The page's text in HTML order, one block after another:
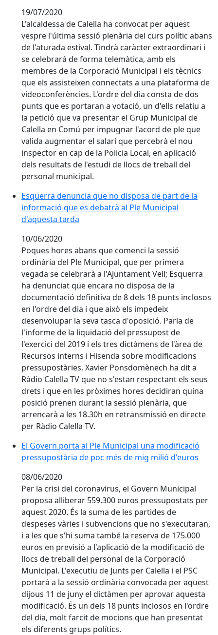
19/07/2020
L'alcaldessa de Calella ha convocat per aquest
vespre l'última sessió plenària del curs polític abans
de l'aturada estival. Tindrà caràcter extraordinari i
se celebrarà de forma telemàtica, amb els
membres de la Corporació Municipal i els tècnics
que els assisteixen connectats a una plataforma de
videoconferències. L'ordre del dia consta de dos
punts que es portaran a votació, un d'ells relatiu a
la petició que va presentar el Grup Municipal de
Calella en Comú per impugnar l'acord de ple que
valida augmentar el salari que percebrà el nou
inspector en cap de la Policia Local, en aplicació
dels resultats de l'estudi de llocs de treball del
personal municipal.
Esquerra denuncia que no disposa de part de la
Esquerra denuncia que no disposa de part de la
informació que es debatrà al Ple Municipal
d'aquesta tarda
10/06/2020
Poques hores abans que comenci la sessió
ordinària del Ple Municipal, que per primera
vegada se celebrarà a l'Ajuntament Vell; Esquerra
ha denunciat que encara no disposa de la
documentació definitiva de 8 dels 18 punts inclosos
en l'ordre del dia i que això els impedeix
desenvolupar la seva tasca d'oposició. Parla de
l'informe de la liquidació del pressupost de
l'exercici del 2019 i els tres dictàmens de l'àrea de
Recursos interns i Hisenda sobre modificacions
pressupostàries. Xavier Ponsdomènech ha dit a
Ràdio Calella TV que no s'estan respectant els seus
drets i que en les pròximes hores decidiran quina
posició prenen durant la sessió plenària, que
arrencarà a les 18.30h en retransmissió en directe
per Ràdio Calella TV.
El Govern porta al Ple Municipal una modificació
El Govern porta al Ple Municipal una modificació
pressupostària de poc més de mig milió d'euros
08/06/2020
Per la crisi del coronavirus, el Govern Municipal
proposa alliberar 559.300 euros pressupostats per
aquest 2020. És la suma de les partides de
despeses vàries i subvencions que no s'executaran,
i a les que s'hi suma també la reserva de 175.000
euros en previsió a l'aplicació de la modificació de
llocs de treball del personal de la Corporació
Municipal. L'executiu de Junts per Calella i el PSC
portarà a la sessió ordinària convocada per aquest
dijous 11 de juny el dictàmen per aprovar aquesta
modificació. És un dels 18 punts inclosos en l'ordre
del dia, molt farcit de mocions que han presentat
els diferents grups polítics.